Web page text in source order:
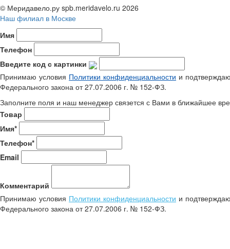
© Меридавело.ру spb.meridavelo.ru 2026
Наш филиал в Москве
Имя
Телефон
Введите код с картинки
Принимаю условия Политики конфиденциальности и
Федерального закона от 27.07.2006 г. № 152-ФЗ.
Заполните поля и наш менеджер связется с Вами в ближайшее
Товар
Имя*
Телефон*
Email
Комментарий
Принимаю условия Политики конфиденциальности и
Федерального закона от 27.07.2006 г. № 152-ФЗ.